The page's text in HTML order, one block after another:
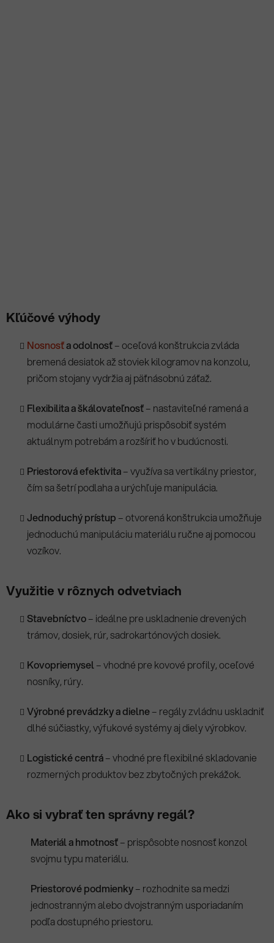
Kľúčové výhody
Nosnosťa odolnosť– oceľová konštrukcia zvláda
bremená desiatok až stoviek kilogramov na konzolu,
pričom stojany vydržia aj päťnásobnú záťaž.
Flexibilita a škálovateľnosť– nastaviteľné ramená a
modulárne časti umožňujú prispôsobiť systém
aktuálnym potrebám a rozšíriť ho v budúcnosti.
Priestorová efektivita– využíva sa vertikálny priestor,
čím sa šetrí podlaha a urýchľuje manipulácia.
Jednoduchý prístup – otvorená konštrukcia umožňuje
jednoduchú manipuláciu materiálu ručne aj pomocou
vozíkov.
Využitie v rôznych odvetviach
Stavebníctvo– ideálne pre uskladnenie drevených
trámov, dosiek, rúr, sadrokartónových dosiek.
Kovopriemysel– vhodné pre kovové profily, oceľové
nosníky, rúry.
Výrobné prevádzky a dielne– regály zvládnu uskladniť
dlhé súčiastky, výfukové systémy aj diely výrobkov.
Logistické centrá– vhodné pre flexibilné skladovanie
rozmerných produktov bez zbytočných prekážok.
Ako si vybrať ten správny regál?
Materiál a hmotnosť– prispôsobte nosnosť konzol
svojmu typu materiálu.
Priestorové podmienky– rozhodnite sa medzi
jednostranným alebo dvojstranným usporiadaním
podľa dostupného priestoru.